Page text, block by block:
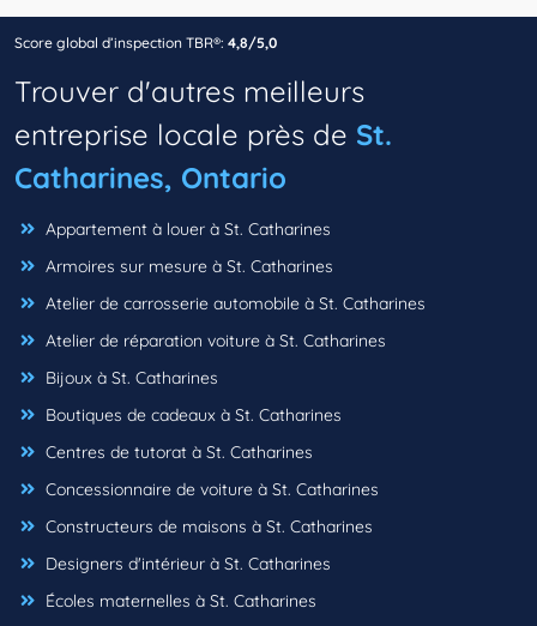
Score global d’inspection TBR®: 4,8/5,0
Trouver d'autres meilleurs
entreprise locale près de St.
Catharines, Ontario
Appartement à louer à St. Catharines
Armoires sur mesure à St. Catharines
Atelier de carrosserie automobile à St. Catharines
Atelier de réparation voiture à St. Catharines
Bijoux à St. Catharines
Boutiques de cadeaux à St. Catharines
Centres de tutorat à St. Catharines
Concessionnaire de voiture à St. Catharines
Constructeurs de maisons à St. Catharines
Designers d'intérieur à St. Catharines
Écoles maternelles à St. Catharines